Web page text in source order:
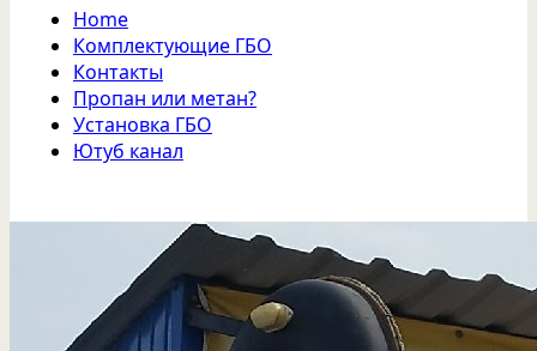
Home
Комплектующие ГБО
Контакты
Пропан или метан?
Установка ГБО
Ютуб канал